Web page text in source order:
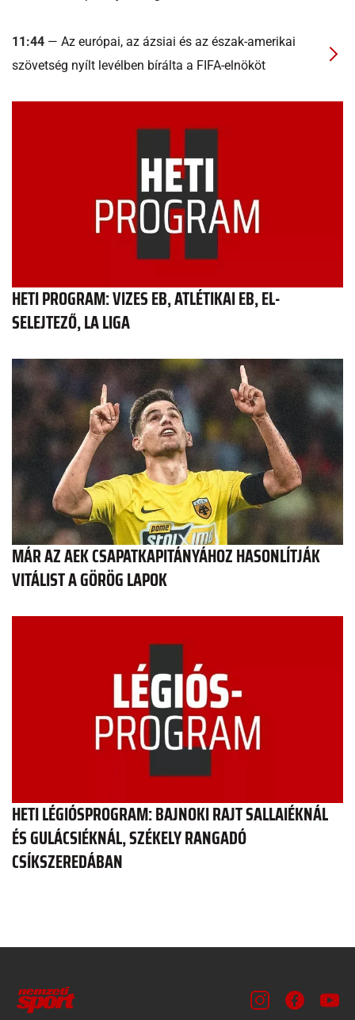
11:44 — Az európai, az ázsiai és az észak-amerikai
szövetség nyílt levélben bírálta a FIFA-elnököt
HETI PROGRAM: VIZES EB, ATLÉTIKAI EB, EL-
SELEJTEZŐ, LA LIGA
MÁR AZ AEK CSAPATKAPITÁNYÁHOZ HASONLÍTJÁK
VITÁLIST A GÖRÖG LAPOK
HETI LÉGIÓSPROGRAM: BAJNOKI RAJT SALLAIÉKNÁL
ÉS GULÁCSIÉKNÁL, SZÉKELY RANGADÓ
CSÍKSZEREDÁBAN